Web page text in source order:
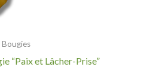
Bougies
“Paix et Lâcher-Prise”